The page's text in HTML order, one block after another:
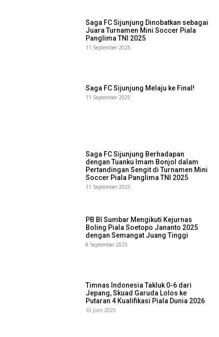
Saga FC Sijunjung Dinobatkan sebagai
Juara Turnamen Mini Soccer Piala
Panglima TNI 2025
11 September 2025
Saga FC Sijunjung Melaju ke Final!
11 September 2025
Saga FC Sijunjung Berhadapan
dengan Tuanku Imam Bonjol dalam
Pertandingan Sengit di Turnamen Mini
Soccer Piala Panglima TNI 2025
11 September 2025
PB BI Sumbar Mengikuti Kejurnas
Boling Piala Soetopo Jananto 2025
dengan Semangat Juang Tinggi
8 September 2025
Timnas Indonesia Takluk 0-6 dari
Jepang, Skuad Garuda Lolos ke
Putaran 4 Kualifikasi Piala Dunia 2026
10 Juni 2025